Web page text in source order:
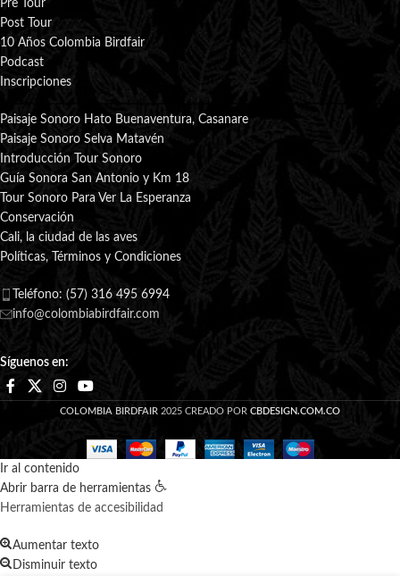
Pre Tour
Post Tour
10 Años Colombia Birdfair
Podcast
Inscripciones
Paisaje Sonoro Hato Buenaventura, Casanare
Paisaje Sonoro Selva Matavén
Introducción Tour Sonoro
Guía Sonora San Antonio y Km 18
Tour Sonoro Para Ver La Esperanza
Conservación
Cali, la ciudad de las aves
Políticas, Términos y Condiciones
Teléfono: (57) 316 495 6994
info@colombiabirdfair.com
Síguenos en:
COLOMBIA BIRDFAIR 2025 CREADO POR CBDESIGN.COM.CO
Ir al contenido
Abrir barra de herramientas
Herramientas de accesibilidad
Aumentar texto
Disminuir texto